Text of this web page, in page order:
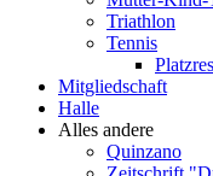
Triathlon
Tennis
Mitgliedschaft
Halle
Alles andere
Quinzano